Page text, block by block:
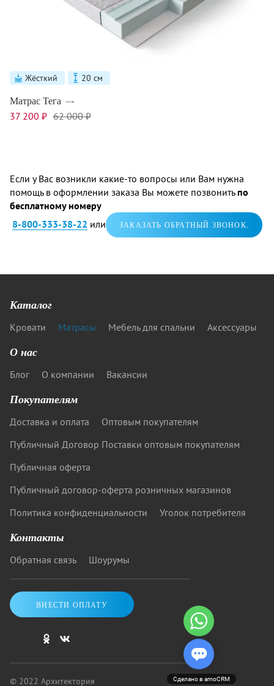
Жёсткий 20 см
Матрас Тега
37 200 ₽ 62 000 ₽
Если у Вас возникли какие-то вопросы или Вам нужна
помощь в оформлении заказа Вы можете позвонитьпо
бесплатному номеру
8-800-333-38-22 или ЗАКАЗАТЬ ОБРАТНЫЙ ЗВОНОК.
Каталог
Кровати Матрасы Мебель для спальни Аксессуары
О нас
Блог О компании Вакансии
Покупателям
Доставка и оплата
Оптовым покупателям
Публичный Договор Поставки оптовым покупателям
Публичная оферта
Публичный договор-оферта розничных магазинов
Политика конфиденциальности
Уголок потребителя
Контакты
Обратная связь Шоурумы
ВНЕСТИ ОПЛАТУ
© 2022 Архитектория Сделано в amoCRM